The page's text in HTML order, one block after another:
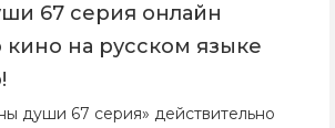
67 серия онлайн
кино на русском языке
души 67 серия» действительно